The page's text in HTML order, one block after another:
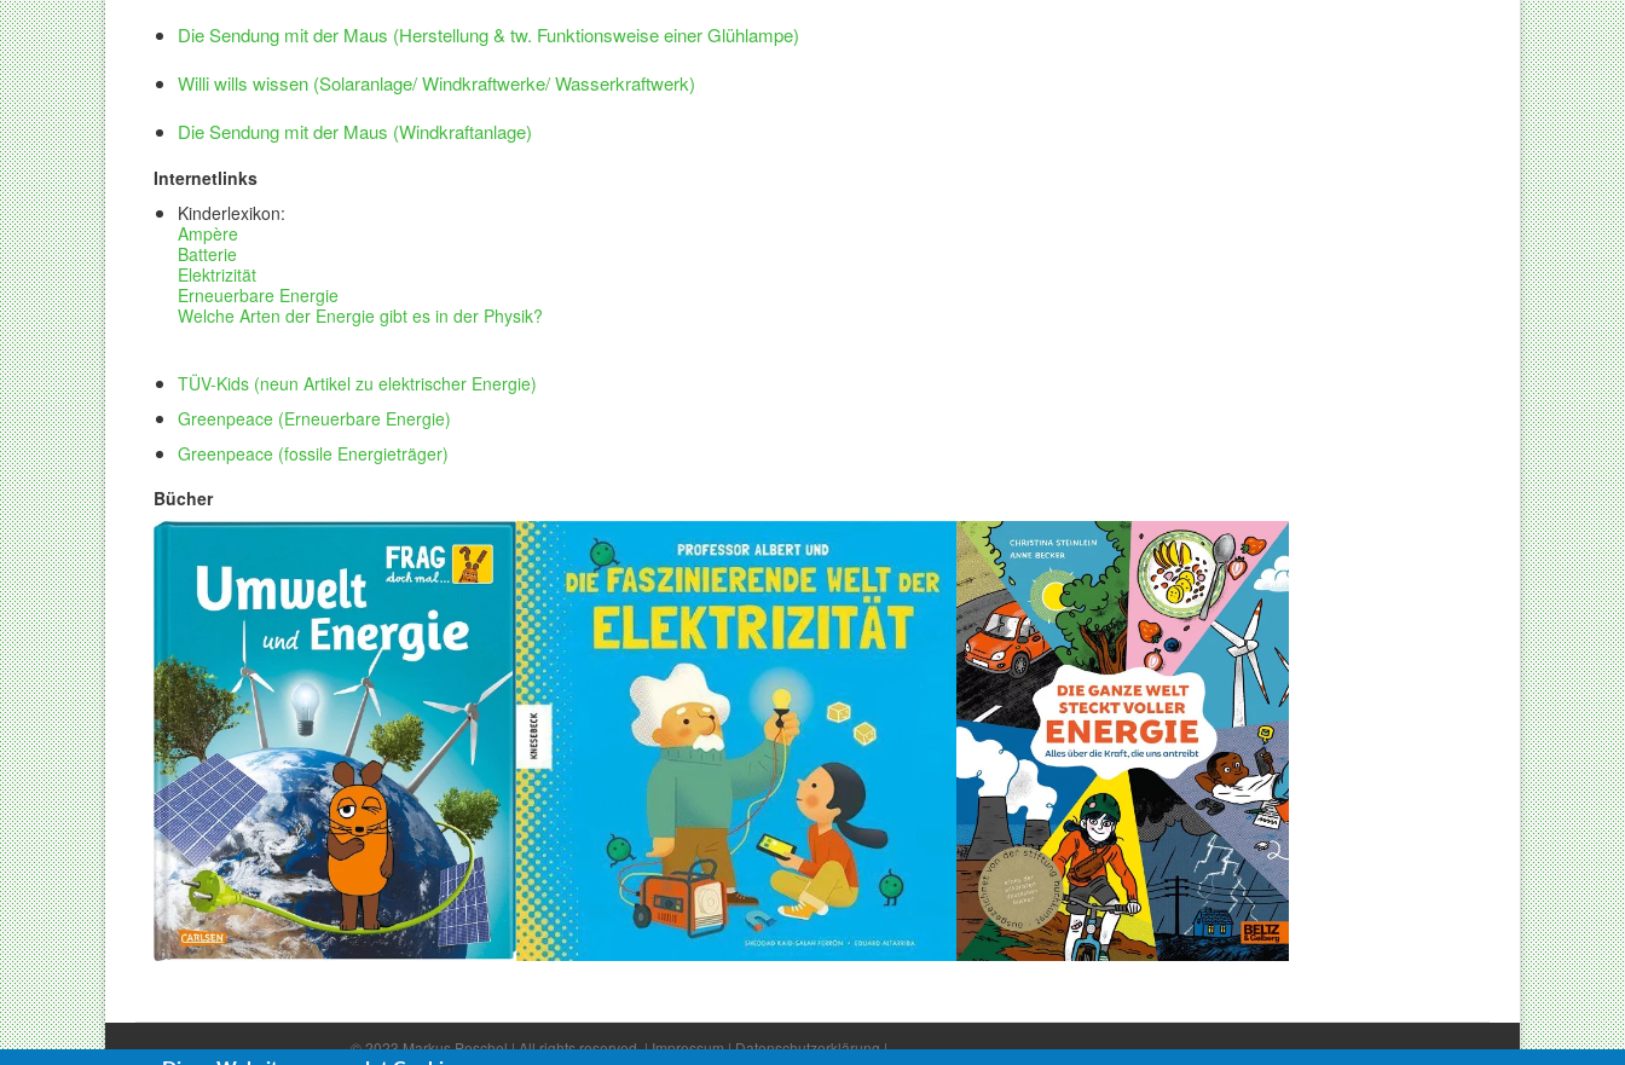
Die Sendung mit der Maus (Herstellung& tw. Funktionsweise einer Glühlampe)
Willi wills wissen (Solaranlage/ Windkraftwerke/ Wasserkraftwerk)
Die Sendung mit der Maus (Windkraftanlage)
Internetlinks
Kinderlexikon:
Ampère
Batterie
Elektrizität
Erneuerbare Energie
Welche Arten der Energie gibt es in der Physik?
TÜV-Kids (neun Artikel zu elektrischer Energie)
Greenpeace (Erneuerbare Energie)
Greenpeace (fossile Energieträger)
Bücher
© 2023 Markus Peschel | All rights reserved. |Impressum|Datenschutzerklärung|​